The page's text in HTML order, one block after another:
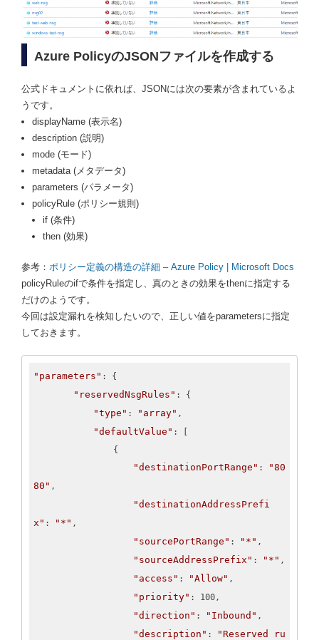
Azure PolicyのJSONファイルを作成する
公式ドキュメントに依れば、JSONには次の要素が含まれているよ
うです。
displayName (表示名)
description (説明)
mode (モード)
metadata (メタデータ)
parameters (パラメータ)
policyRule (ポリシー規則)
if (条件)
then (効果)
参考： ポリシー定義の構造の詳細 – Azure Policy | Microsoft Docs
policyRuleのifで条件を指定し、真のときの効果をthenに指定する
だけのようです。
今回は設定漏れを検知したいので、正しい値をparametersに指定
しておきます。
"parameters" : {
"reservedNsgRules" : {
"type" : "array" ,
"defaultValue" : [
"destinationPortRange" :
"80
80" ,
"destinationAddressPrefi
x" : "*" ,
"sourcePortRange" : "*" ,
"sourceAddressPrefix" : "*" ,
"access" : "Allow" ,
"priority" : 100,
"direction" : "Inbound" ,
"description" :
"Reserved ru